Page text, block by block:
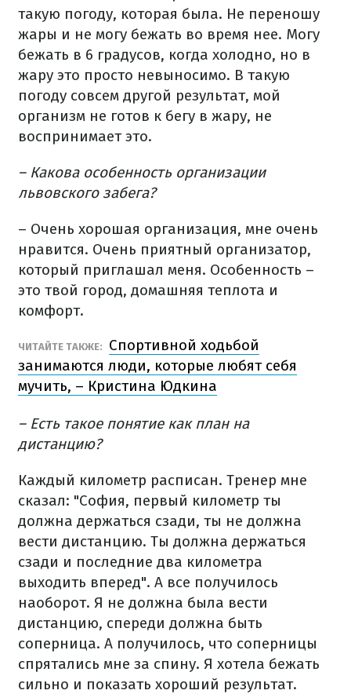
такую погоду, которая была. Не переношу
жары и не могу бежать во время нее. Могу
бежать в 6 градусов, когда холодно, но в
жару это просто невыносимо. В такую
погоду совсем другой результат, мой
организм не готов к бегу в жару, не
воспринимает это.
– Какова особенность организации
львовского забега?
– Очень хорошая организация, мне очень
нравится. Очень приятный организатор,
который приглашал меня. Особенность –
это твой город, домашняя теплота и
комфорт.
ЧИТАЙТЕ ТАКЖЕ:
Спортивной ходьбой
занимаются люди, которые любят себя
мучить, – Кристина Юдкина
– Есть такое понятие как план на
дистанцию?
Каждый километр расписан. Тренер мне
сказал: "София, первый километр ты
должна держаться сзади, ты не должна
вести дистанцию. Ты должна держаться
сзади и последние два километра
выходить вперед". А все получилось
наоборот. Я не должна была вести
дистанцию, спереди должна быть
соперница. А получилось, что соперницы
спрятались мне за спину. Я хотела бежать
сильно и показать хороший результат.